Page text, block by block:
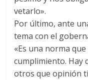
vetarlo».
Por último, ante
tema con el
«Es una norma
cumplimiento. Hay
otros que opinión